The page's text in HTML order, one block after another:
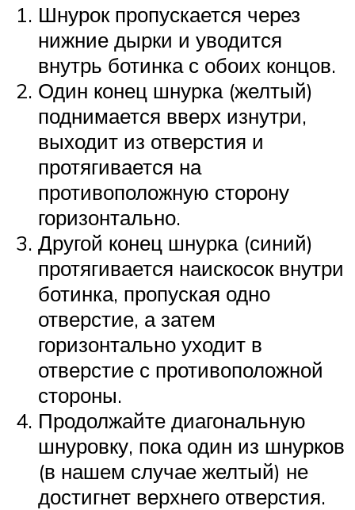
Шнурок пропускается через
нижние дырки и уводится
внутрь ботинка с обоих концов.
Один конец шнурка (желтый)
поднимается вверх изнутри,
выходит из отверстия и
протягивается на
противоположную сторону
горизонтально.
Другой конец шнурка (синий)
протягивается наискосок внутри
ботинка, пропуская одно
отверстие, а затем
горизонтально уходит в
отверстие с противоположной
стороны.
Продолжайте диагональную
шнуровку, пока один из шнурков
(в нашем случае желтый) не
достигнет верхнего отверстия.